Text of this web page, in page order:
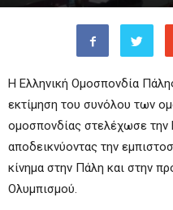
Η Ελληνική Ομοσπονδία
εκτίμηση του συνόλου των
ομοσπονδίας στελέχωσε την
αποδεικνύοντας την
κίνημα στην Πάλη και στην
Ολυμπισμού.